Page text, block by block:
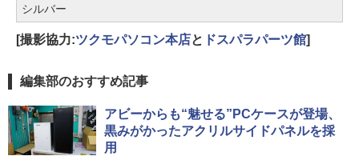
シルバー
[撮影協力:ツクモパソコン本店と ドスパラパーツ館]
編集部のおすすめ記事
アビーからも“魅せる”PCケースが登場、
黒みがかったアクリルサイドパネルを採
用